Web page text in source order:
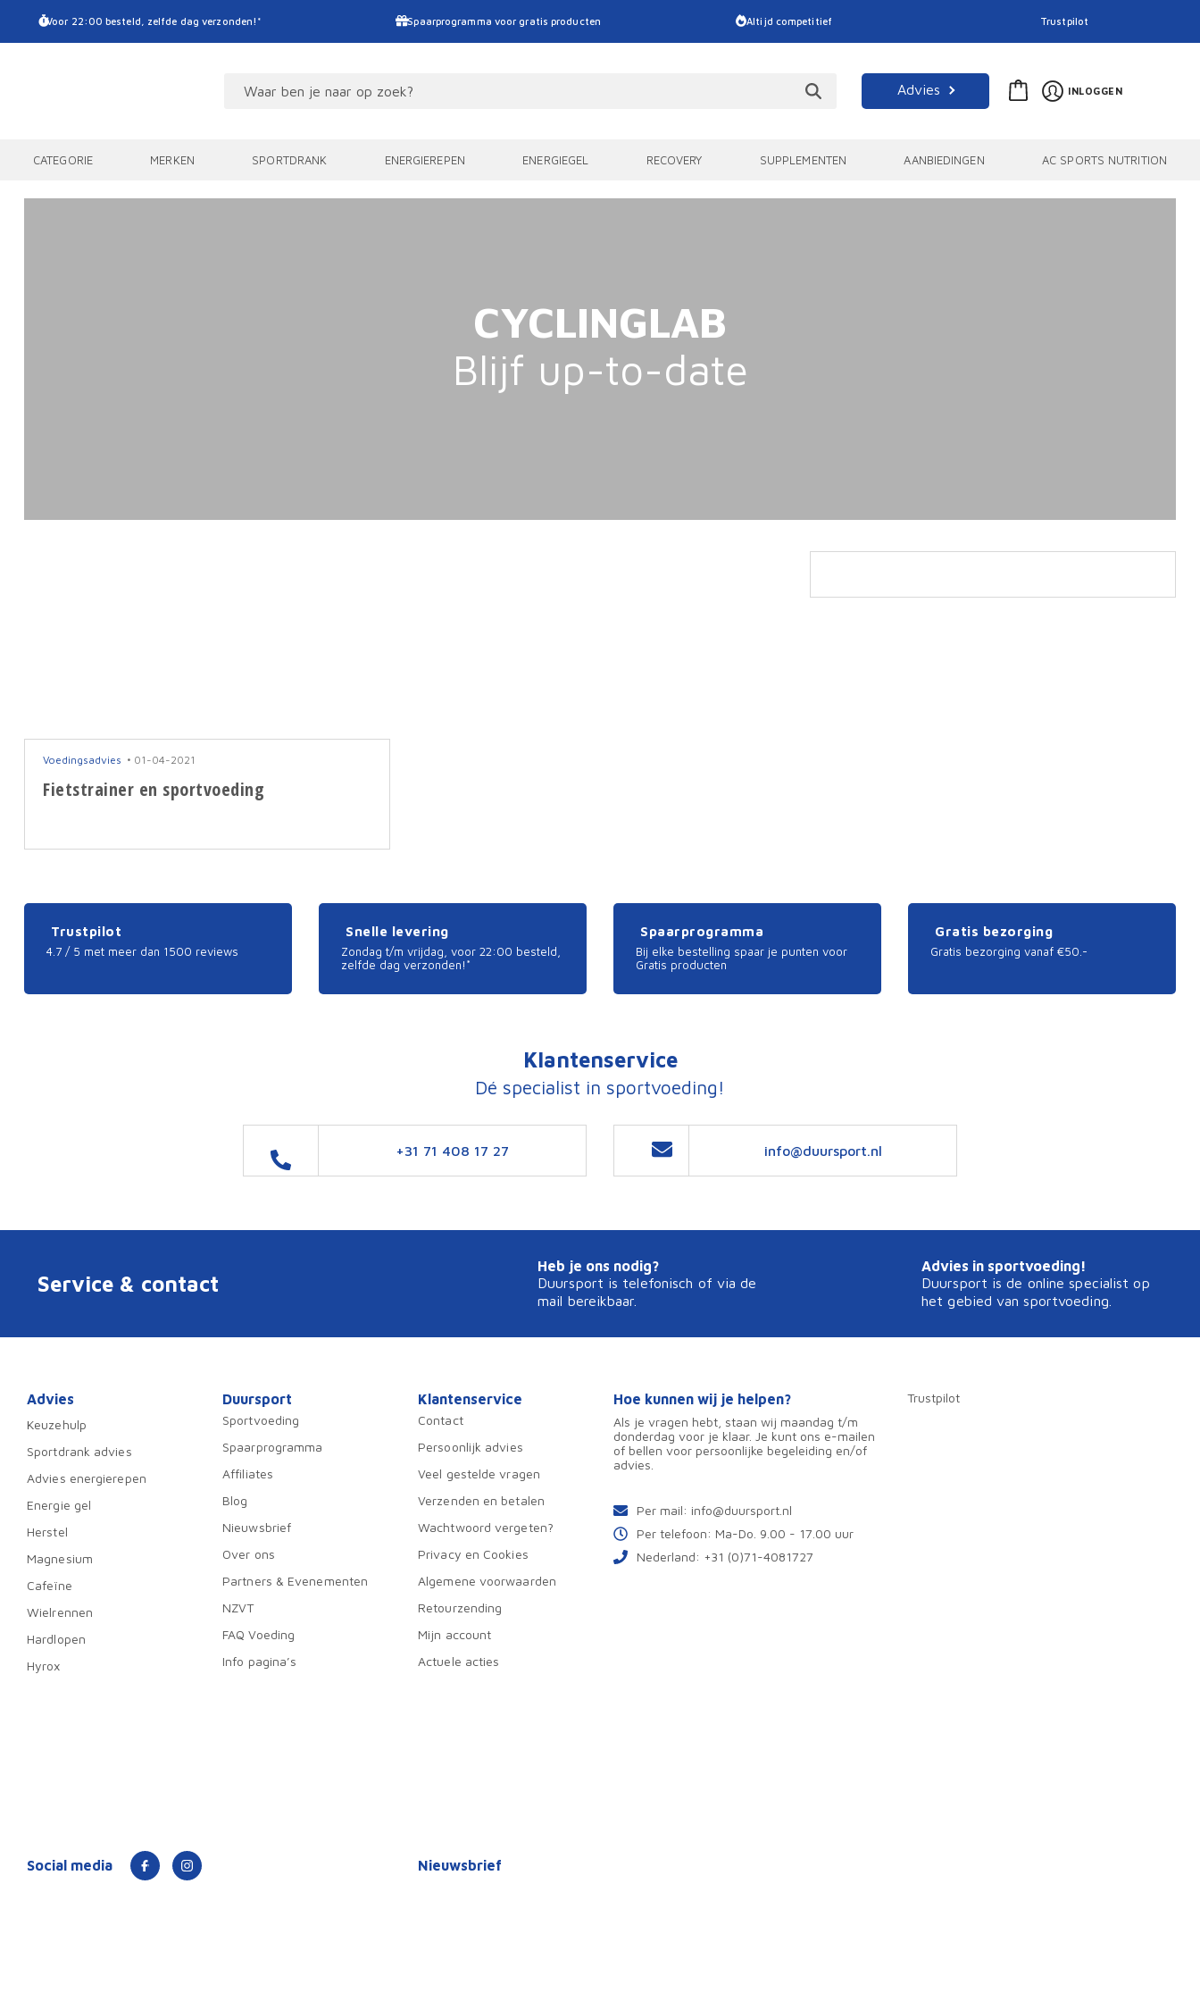
Voor 22:00 besteld, zelfde dag verzonden!* Spaarprogramma voor gratis producten Altijd competitief Trustpilot
Advies INLOGGEN
CATEGORIE MERKEN SPORTDRANK ENERGIEREPEN ENERGIEGEL RECOVERY SUPPLEMENTEN AANBIEDINGEN AC SPORTS NUTRITION
CYCLINGLAB
Blijf up-to-date
Voedingsadvies 01-04-2021
Fietstrainer en sportvoeding
Trustpilot
4.7 / 5 met meer dan 1500 reviews
Snelle levering
Zondag t/m vrijdag, voor 22:00 besteld,
zelfde dag verzonden!*
Spaarprogramma
Bij elke bestelling spaar je punten voor
Gratis producten
Gratis bezorging
Gratis bezorging vanaf €50.-
Klantenservice
Dé specialist in sportvoeding!
+31 71 408 17 27 info@duursport.nl
Service & contact
Heb je ons nodig?
Duursport is telefonisch of via de
mail bereikbaar.
Advies in sportvoeding!
Duursport is de online specialist op
het gebied van sportvoeding.
Advies
Keuzehulp
Sportdrank advies
Advies energierepen
Energie gel
Herstel
Magnesium
Cafeïne
Wielrennen
Hardlopen
Hyrox
Duursport
Sportvoeding
Spaarprogramma
Affiliates
Blog
Nieuwsbrief
Over ons
Partners & Evenementen
NZVT
FAQ Voeding
Info pagina’s
Klantenservice
Contact
Persoonlijk advies
Veel gestelde vragen
Verzenden en betalen
Wachtwoord vergeten?
Privacy en Cookies
Algemene voorwaarden
Retourzending
Mijn account
Actuele acties
Hoe kunnen wij je helpen?
Als je vragen hebt, staan wij maandag t/m
donderdag voor je klaar. Je kunt ons e-mailen
of bellen voor persoonlijke begeleiding en/of
advies.
Per mail: info@duursport.nl
Per telefoon: Ma-Do. 9.00 - 17.00 uur
Nederland: +31 (0)71-4081727
Trustpilot
Social media Nieuwsbrief